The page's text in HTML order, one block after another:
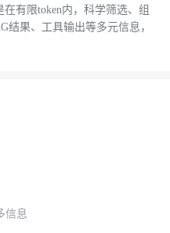
有限token内，科学筛选、组
结果、工具输出等多元信息，
信息